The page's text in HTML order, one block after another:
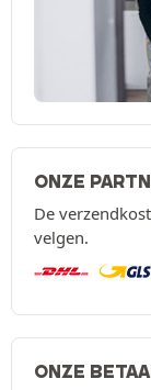
ONZE
De
velgen.
ONZE